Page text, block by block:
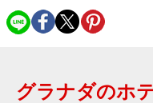
グラナダのホ